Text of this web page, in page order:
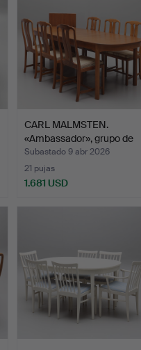
CARL MALMSTEN.
«Ambassador», grupo de
come…
Subastado 9 abr 2026
21 pujas
1.681 USD